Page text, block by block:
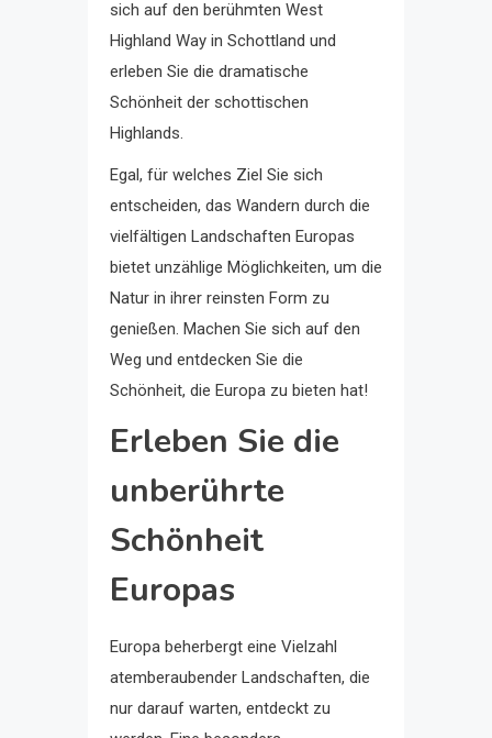
sich auf den berühmten West
Highland Way in Schottland und
erleben Sie die dramatische
Schönheit der schottischen
Highlands.
Egal, für welches Ziel Sie sich
entscheiden, das Wandern durch die
vielfältigen Landschaften Europas
bietet unzählige Möglichkeiten, um die
Natur in ihrer reinsten Form zu
genießen. Machen Sie sich auf den
Weg und entdecken Sie die
Schönheit, die Europa zu bieten hat!
Erleben Sie die
unberührte
Schönheit
Europas
Europa beherbergt eine Vielzahl
atemberaubender Landschaften, die
nur darauf warten, entdeckt zu